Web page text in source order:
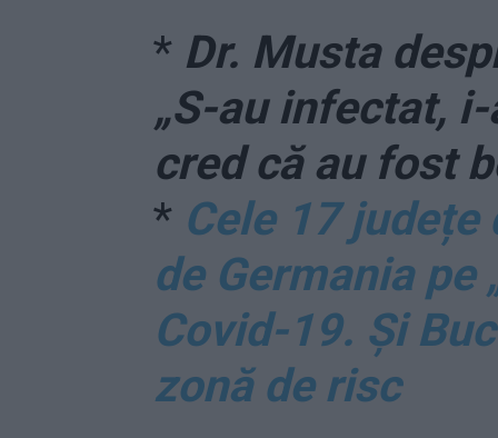
* Dr. Musta
„S-au infectat,
cred că au fost
* Cele 17
de Germania pe
Covid-19. Și
zonă de risc